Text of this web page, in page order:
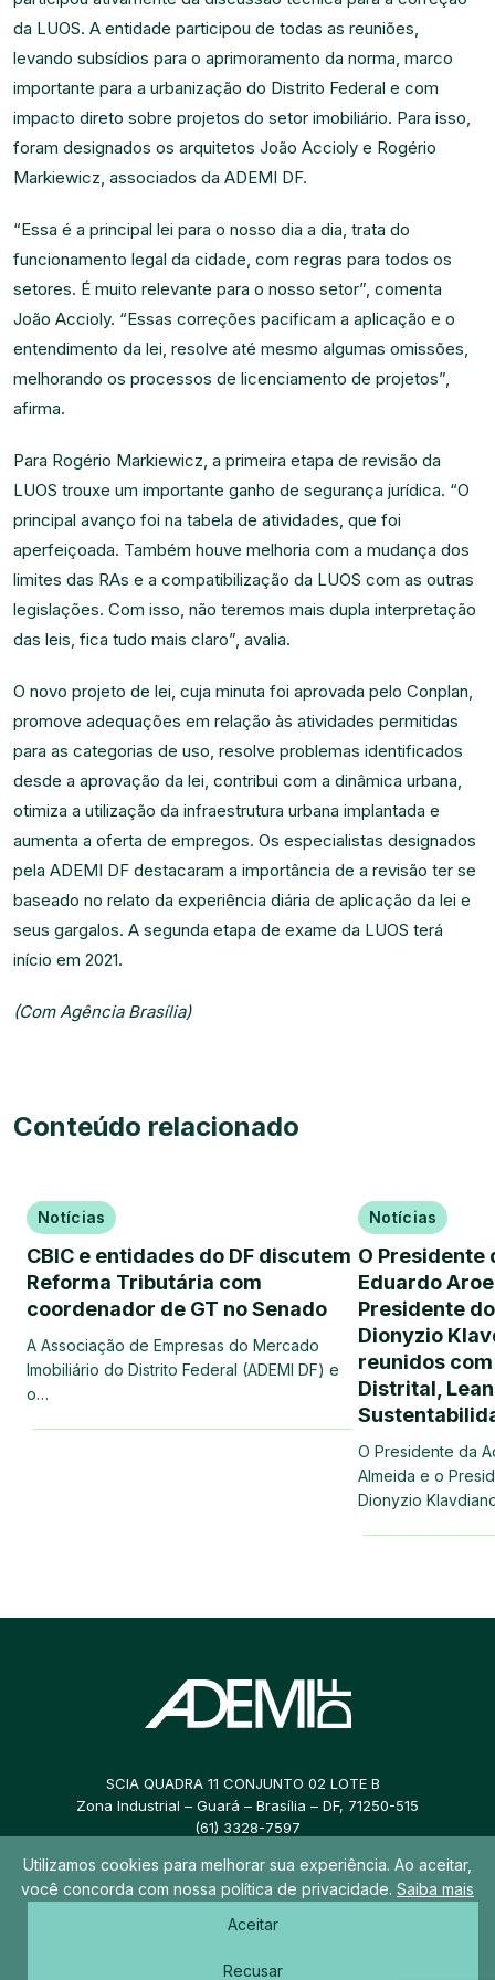
da LUOS. A entidade participou de todas as reuniões,
levando subsídios para o aprimoramento da norma, marco
importante para a urbanização do Distrito Federal e com
impacto direto sobre projetos do setor imobiliário. Para isso,
foram designados os arquitetos João Accioly e Rogério
Markiewicz, associados da ADEMI DF.
“Essa é a principal lei para o nosso dia a dia, trata do
funcionamento legal da cidade, com regras para todos os
setores. É muito relevante para o nosso setor”, comenta
João Accioly. “Essas correções pacificam a aplicação e o
entendimento da lei, resolve até mesmo algumas omissões,
melhorando os processos de licenciamento de projetos”,
afirma.
Para Rogério Markiewicz, a primeira etapa de revisão da
LUOS trouxe um importante ganho de segurança jurídica. “O
principal avanço foi na tabela de atividades, que foi
aperfeiçoada. Também houve melhoria com a mudança dos
limites das RAs e a compatibilização da LUOS com as outras
legislações. Com isso, não teremos mais dupla interpretação
das leis, fica tudo mais claro”, avalia.
O novo projeto de lei, cuja minuta foi aprovada pelo Conplan,
promove adequações em relação às atividades permitidas
para as categorias de uso, resolve problemas identificados
desde a aprovação da lei, contribui com a dinâmica urbana,
otimiza a utilização da infraestrutura urbana implantada e
aumenta a oferta de empregos. Os especialistas designados
pela ADEMI DF destacaram a importância de a revisão ter se
baseado no relato da experiência diária de aplicação da lei e
seus gargalos. A segunda etapa de exame da LUOS terá
início em 2021.
(Com Agência Brasília)
Conteúdo relacionado
Notícias
CBIC e entidades do DF discutem
Reforma Tributária com
coordenador de GT no Senado
A Associação de Empresas do Mercado
Imobiliário do Distrito Federal (ADEMI DF) e
o…
Notícias
O Presidente
Eduardo
Presidente
Dionyzio
reunidos
Distrital,
O Presidente da
Almeida e o
Dionyzio
SCIA QUADRA 11 CONJUNTO 02 LOTE B
Zona Industrial – Guará – Brasília – DF, 71250-515
(61) 3328-7597
ademidf@ademidf.com.br
Utilizamos cookies para melhorar sua experiência. Ao aceitar,
você concorda com nossa política de privacidade. Saiba mais
Aceitar
Recusar